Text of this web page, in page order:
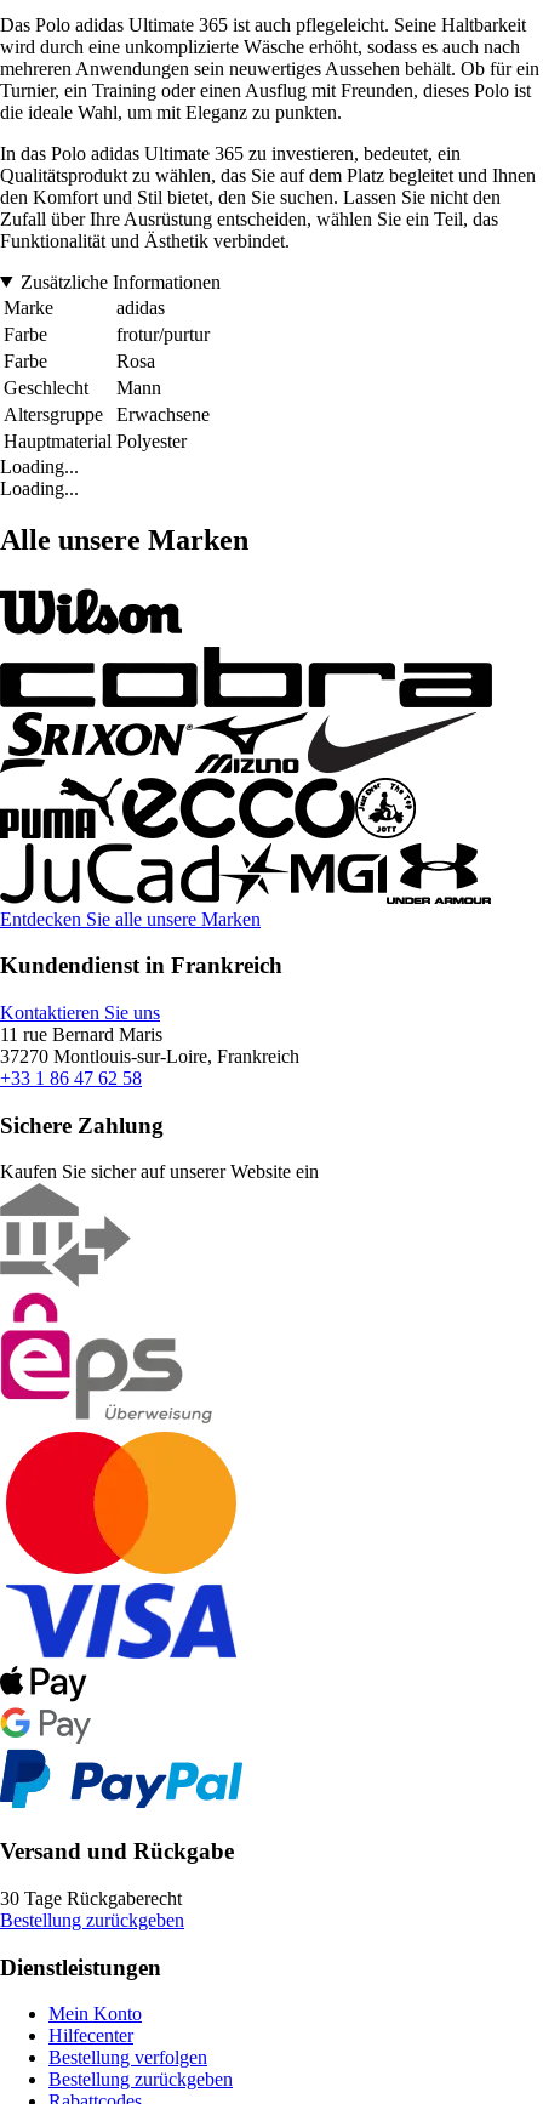
Das Polo adidas Ultimate 365 ist auch pflegeleicht. Seine Haltbarkeit
wird durch eine unkomplizierte Wäsche erhöht, sodass es auch nach
mehreren Anwendungen sein neuwertiges Aussehen behält. Ob für ein
Turnier, ein Training oder einen Ausflug mit Freunden, dieses Polo ist
die ideale Wahl, um mit Eleganz zu punkten.
In das Polo adidas Ultimate 365 zu investieren, bedeutet, ein
Qualitätsprodukt zu wählen, das Sie auf dem Platz begleitet und Ihnen
den Komfort und Stil bietet, den Sie suchen. Lassen Sie nicht den
Zufall über Ihre Ausrüstung entscheiden, wählen Sie ein Teil, das
Funktionalität und Ästhetik verbindet.
Zusätzliche Informationen
Marke
adidas
Farbe
frotur/purtur
Farbe
Rosa
Geschlecht
Mann
Altersgruppe
Erwachsene
Hauptmaterial Polyester
Loading...
Loading...
Alle unsere Marken
Entdecken Sie alle unsere Marken
Kundendienst in Frankreich
Kontaktieren Sie uns
11 rue Bernard Maris
37270 Montlouis-sur-Loire, Frankreich
+33 1 86 47 62 58
Sichere Zahlung
Kaufen Sie sicher auf unserer Website ein
Versand und Rückgabe
30 Tage Rückgaberecht
Bestellung zurückgeben
Dienstleistungen
Mein Konto
Hilfecenter
Bestellung verfolgen
Bestellung zurückgeben